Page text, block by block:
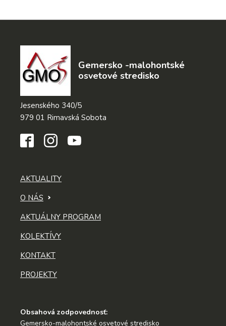
Gemersko -malohontské
osvetové stredisko
Jesenského 340/5
979 01 Rimavská Sobota
AKTUALITY
O NÁS
AKTUÁLNY PROGRAM
KOLEKTÍVY
KONTAKT
PROJEKTY
Obsahová zodpovednosť:
Gemersko-malohontské osvetové stredisko